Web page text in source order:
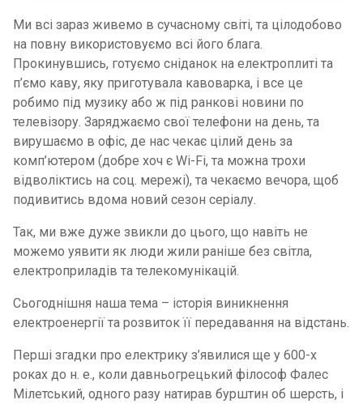
Ми всі зараз живемо в сучасному світі, та цілодобово
на повну використовуємо всі його блага.
Прокинувшись, готуємо сніданок на електроплиті та
п’ємо каву, яку приготувала кавоварка, і все це
робимо під музику або ж під ранкові новини по
телевізору. Заряджаємо свої телефони на день, та
вирушаємо в офіс, де нас чекає цілий день за
комп’ютером (добре хоч є Wi-Fi, та можна трохи
відволіктись на соц. мережі), та чекаємо вечора, щоб
подивитись вдома новий сезон серіалу.
Так, ми вже дуже звикли до цього, що навіть не
можемо уявити як люди жили раніше без світла,
електроприладів та телекомунікацій.
Сьогоднішня наша тема – історія виникнення
електроенергії та розвиток її передавання на відстань.
Перші згадки про електрику з’явилися ще у 600-х
роках до н. е., коли давньогрецький філософ Фалес
Мілетський, одного разу натирав бурштин об шерсть, і